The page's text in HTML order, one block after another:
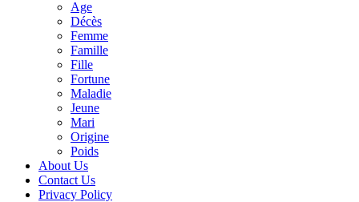
Age
Décès
Femme
Famille
Fille
Fortune
Maladie
Jeune
Mari
Origine
Poids
About Us
Contact Us
Privacy Policy